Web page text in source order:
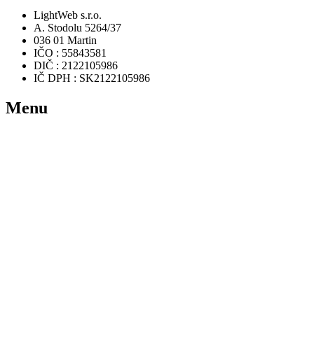
LightWeb s.r.o.
A. Stodolu 5264/37
036 01 Martin
IČO : 55843581
DIČ : 2122105986
IČ DPH : SK2122105986
Menu